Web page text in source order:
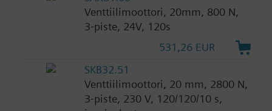
Venttiilimoottori, 20mm, 800 N,
3-piste, 24V, 120s
531,26 EUR
SKB32.51
Venttiilimoottori, 20 mm, 2800 N,
3-piste, 230 V, 120/120/10 s,